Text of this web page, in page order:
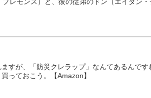
レモンス）と、彼の従弟のドン（エイダン
すが、「防災クレラップ」なんてあるんで
っておこう。【Amazon】